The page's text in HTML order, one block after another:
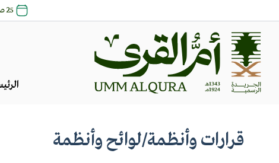
25 صفر 1448 | 08 أغسطس 2026
قرارات وأنظمة/لوائح وأنظمة